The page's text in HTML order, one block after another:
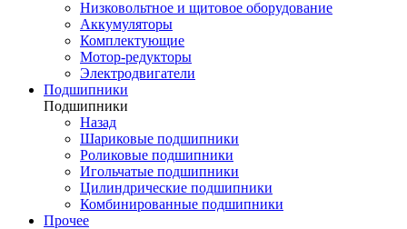
Низковольтное и щитовое оборудование
Аккумуляторы
Комплектующие
Мотор-редукторы
Электродвигатели
Подшипники
Подшипники
Назад
Шариковые подшипники
Роликовые подшипники
Игольчатые подшипники
Цилиндрические подшипники
Комбинированные подшипники
Прочее